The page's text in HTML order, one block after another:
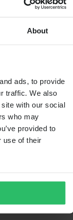
About
ads, to provide
traffic. We also
with our social
who may
provided to
use of their